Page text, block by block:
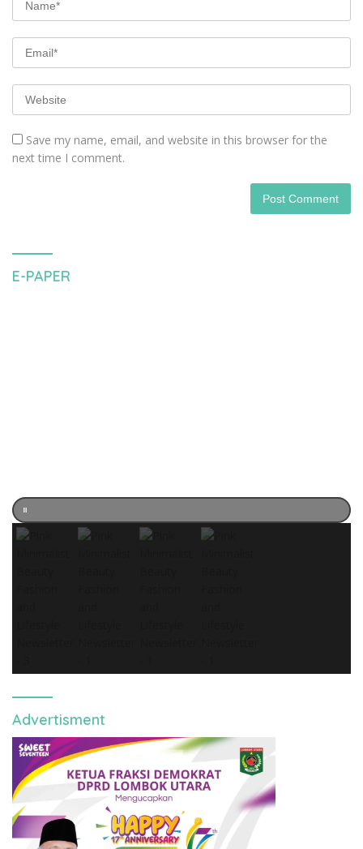
Save my name, email, and website in this browser for the
next time I comment.
E-PAPER
Advertisment